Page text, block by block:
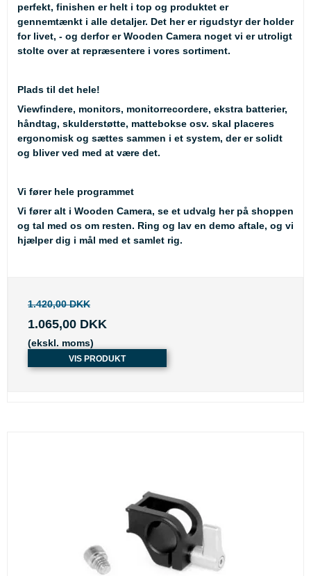
perfekt, finishen er helt i top og produktet er
gennemtænkt i alle detaljer. Det her er rigudstyr der holder
for livet, - og derfor er Wooden Camera noget vi er utroligt
stolte over at repræsentere i vores sortiment.
Plads til det hele!
Viewfindere, monitors, monitorrecordere, ekstra batterier,
håndtag, skulderstøtte, mattebokse osv. skal placeres
ergonomisk og sættes sammen i et system, der er solidt
og bliver ved med at være det.
Vi fører hele programmet
Vi fører alt i Wooden Camera, se et udvalg her på shoppen
og tal med os om resten. Ring og lav en demo aftale, og vi
hjælper dig i mål med et samlet rig.
1.420,00 DKK
1.065,00 DKK
(ekskl. moms)
VIS PRODUKT